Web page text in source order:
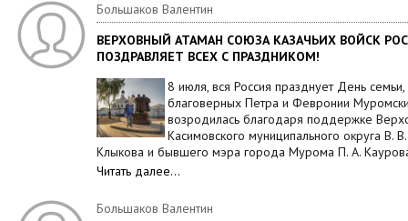
Большаков Валентин
ВЕРХОВНЫЙ АТАМАН СОЮЗА КАЗАЧЬИХ ВОЙСК
ПОЗДРАВЛЯЕТ ВСЕХ С ПРАЗДНИКОМ!
8 июля, вся Россия празднует День
благоверных Петра и Февронии
возродилась благодаря поддержке
Касимовского муниципального округа В.
Клыкова и бывшего мэра города Мурома П. А.
Читать далее…
Большаков Валентин